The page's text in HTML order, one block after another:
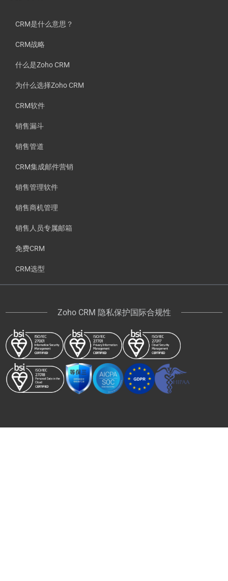
CRM是什么意思？
CRM战略
什么是Zoho CRM
为什么选择Zoho CRM
CRM软件
销售漏斗
销售管道
CRM集成邮件营销
销售管理软件
销售商机管理
销售人员专属邮箱
免费CRM
CRM选型
Zoho CRM 隐私保护国际合规性